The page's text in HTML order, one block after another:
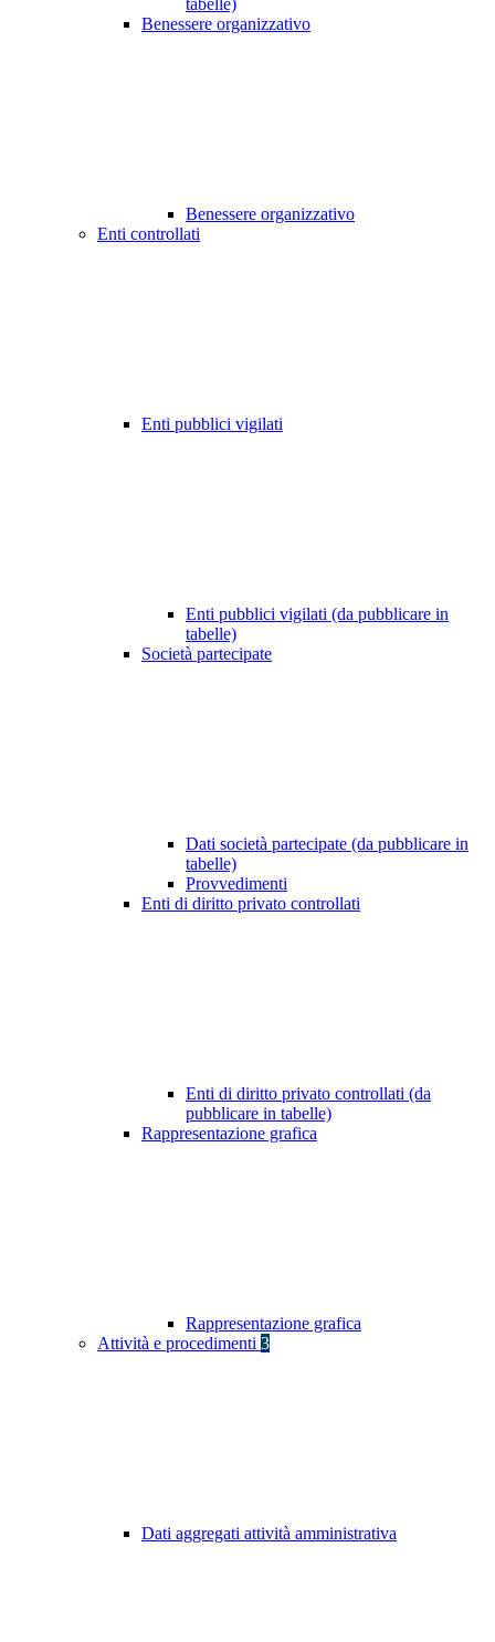
tabelle)
Benessere organizzativo
Benessere organizzativo
Enti controllati
Enti pubblici vigilati
Enti pubblici vigilati (da pubblicare in
tabelle)
Società partecipate
Dati società partecipate (da pubblicare in
tabelle)
Provvedimenti
Enti di diritto privato controllati
Enti di diritto privato controllati (da
pubblicare in tabelle)
Rappresentazione grafica
Rappresentazione grafica
Attività e procedimenti 3
Dati aggregati attività amministrativa